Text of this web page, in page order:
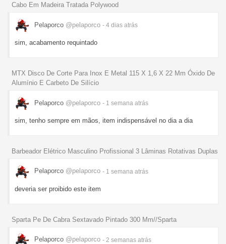
Cabo Em Madeira Tratada Polywood
Pelaporco @pelaporco - 4 dias atrás
sim, acabamento requintado
MTX Disco De Corte Para Inox E Metal 115 X 1,6 X 22 Mm Óxido De
Alumínio E Carbeto De Silício
Pelaporco @pelaporco - 1 semana atrás
sim, tenho sempre em mãos, item indispensável no dia a dia
Barbeador Elétrico Masculino Profissional 3 Lâminas Rotativas Duplas
Pelaporco @pelaporco - 1 semana atrás
deveria ser proibido este item
Sparta Pe De Cabra Sextavado Pintado 300 Mm//Sparta
Pelaporco @pelaporco - 2 semanas atrás